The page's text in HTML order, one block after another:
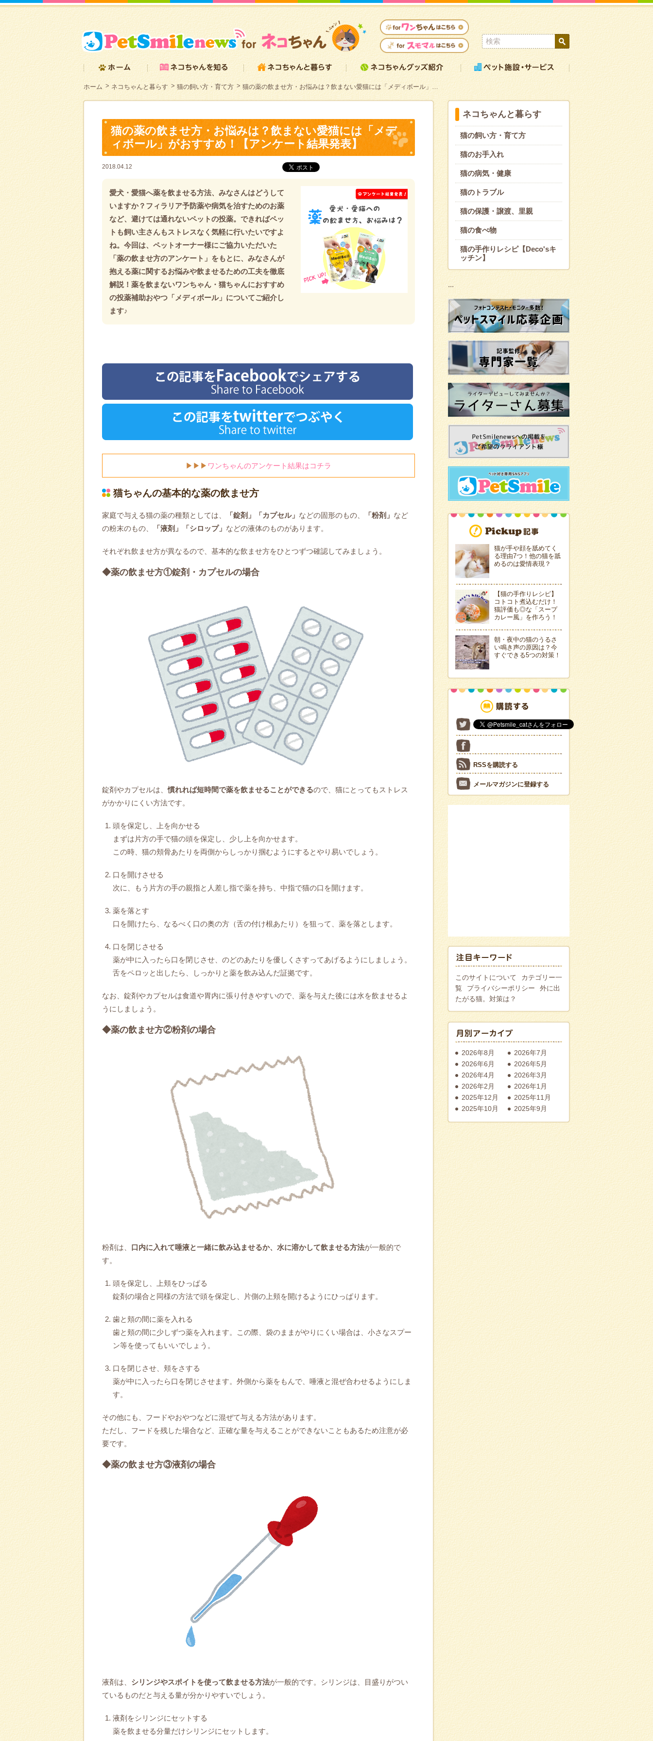
ホーム ネコちゃんと暮らす 猫の飼い方・育て方 猫の薬の飲ませ方・お悩みは？飲まない愛猫には「メディボール」…
猫の薬の飲ませ方・お悩みは？飲まない愛猫には「メデ
ィボール」がおすすめ！【アンケート結果発表】
2018.04.12
愛犬・愛猫へ薬を飲ませる方法、みなさんはどうして
いますか？フィラリア予防薬や病気を治すためのお薬
など、避けては通れないペットの投薬。できればペッ
トも飼い主さんもストレスなく気軽に行いたいですよ
ね。今回は、ペットオーナー様にご協力いただいた
「薬の飲ませ方のアンケート」をもとに、みなさんが
抱える薬に関するお悩みや飲ませるための工夫を徹底
解説！薬を飲まないワンちゃん・猫ちゃんにおすすめ
の投薬補助おやつ「メディボール」についてご紹介し
ます♪
▶▶▶ ワンちゃんのアンケート結果はコチラ
猫ちゃんの基本的な薬の飲ませ方
家庭で与える猫の薬の種類としては、 「錠剤」「カプセル」 などの固形のもの、 「粉剤」 など
の粉末のもの、
「液剤」「シロップ」 などの液体のものがあります。
それぞれ飲ませ方が異なるので、基本的な飲ませ方をひとつずつ確認してみましょう。
◆薬の飲ませ方①錠剤・カプセルの場合
錠剤やカプセルは、慣れれば短時間で薬を飲ませることができるので、猫にとってもストレス
がかかりにくい方法です。
頭を保定し、上を向かせる
まずは片方の手で猫の頭を保定し、少し上を向かせます。
この時、猫の頬骨あたりを両側からしっかり掴むようにするとやり易いでしょう。
口を開けさせる
次に、もう片方の手の親指と人差し指で薬を持ち、中指で猫の口を開けます。
薬を落とす
口を開けたら、なるべく口の奥の方（舌の付け根あたり）を狙って、薬を落とします。
口を閉じさせる
薬が中に入ったら口を閉じさせ、のどのあたりを優しくさすってあげるようにしましょう。
舌をペロッと出したら、しっかりと薬を飲み込んだ証拠です。
なお、錠剤やカプセルは食道や胃内に張り付きやすいので、薬を与えた後には水を飲ませるよ
うにしましょう。
◆薬の飲ませ方②粉剤の場合
粉剤は、 口内に入れて唾液と一緒に飲み込ませるか、水に溶かして飲ませる方法が一般的で
す。
頭を保定し、上頬をひっぱる
錠剤の場合と同様の方法で頭を保定し、片側の上頬を開けるようにひっぱります。
歯と頬の間に薬を入れる
歯と頬の間に少しずつ薬を入れます。この際、袋のままがやりにくい場合は、小さなスプー
ン等を使ってもいいでしょう。
口を閉じさせ、頬をさする
薬が中に入ったら口を閉じさせます。外側から薬をもんで、唾液と混ぜ合わせるようにしま
す。
その他にも、フードやおやつなどに混ぜて与える方法があります。
ただし、フードを残した場合など、正確な量を与えることができないこともあるため注意が必
要です。
◆薬の飲ませ方③液剤の場合
液剤は、 シリンジやスポイトを使って飲ませる方法が一般的です。シリンジは、目盛りがつい
ているものだと与える量が分かりやすいでしょう。
液剤をシリンジにセットする
薬を飲ませる分量だけシリンジにセットします。
ネコちゃんと暮らす
猫の飼い方・育て方
猫のお手入れ
猫の病気・健康
猫のトラブル
猫の保護・譲渡、里親
猫の食べ物
猫の手作りレシピ【Deco'sキ
ッチン】
...
猫が手や顔を舐めてく
る理由7つ！他の猫を舐
めるのは愛情表現？
【猫の手作りレシピ】
コトコト煮込むだけ！
猫評価も◎な「スープ
カレー風」を作ろう！
朝・夜中の猫のうるさ
い鳴き声の原因は？今
すぐできる5つの対策！
RSSを購読する
メールマガジンに登録する
このサイトについて
カテゴリー一
覧
プライバシーポリシー
外に出
たがる猫。対策は？
2026年8月
2026年7月
2026年6月
2026年5月
2026年4月
2026年3月
2026年2月
2026年1月
2025年12月
2025年11月
2025年10月
2025年9月